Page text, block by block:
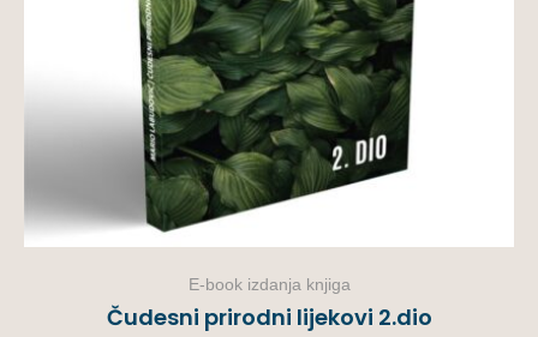
E-book izdanja knjiga
Čudesni prirodni lijekovi 2.dio